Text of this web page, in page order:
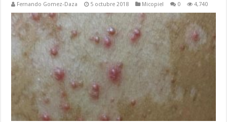
Fernando Gomez-Daza 5 octubre 2018 Micopiel 0 4,740